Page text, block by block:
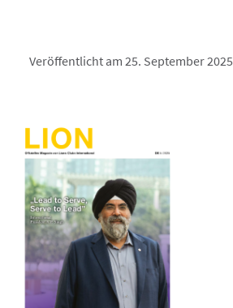
Veröffentlicht am 25. September 2025